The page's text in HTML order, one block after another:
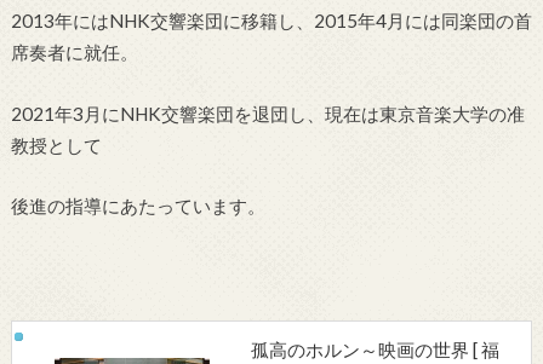
2013年にはNHK交響楽団に移籍し、2015年4月には同楽団の首
席奏者に就任。
2021年3月にNHK交響楽団を退団し、現在は東京音楽大学の准
教授として
後進の指導にあたっています。
孤高のホルン～映画の世界 [ 福